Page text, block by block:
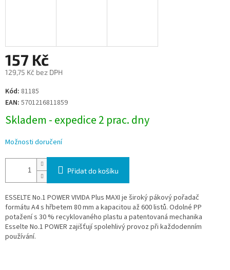
157 Kč
129,75 Kč bez DPH
Měrná
cena:
Kód: 81185
EAN: 5701216811859
Skladem - expedice 2 prac. dny
Možnosti doručení
Přidat do košíku
ESSELTE No.1 POWER VIVIDA Plus MAXI je široký pákový pořadač
formátu A4 s hřbetem 80 mm a kapacitou až 600 listů. Odolné PP
potažení s 30 % recyklovaného plastu a patentovaná mechanika
Esselte No.1 POWER zajišťují spolehlivý provoz při každodenním
používání.